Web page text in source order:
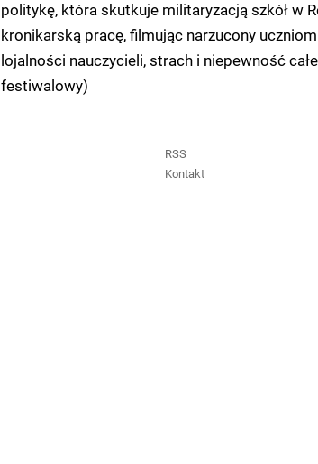
politykę, która skutkuje militaryzacją szkół w
kronikarską pracę, filmując narzucony
lojalności nauczycieli, strach i niepewność
festiwalowy)
RSS
Kontakt